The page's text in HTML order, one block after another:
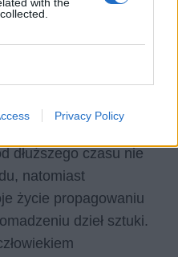
Privacy Policy
kataryniarza na
adresy
wzroku.
dłuższego czasu nie
natomiast
życie propagowaniu
dzieł sztuki.